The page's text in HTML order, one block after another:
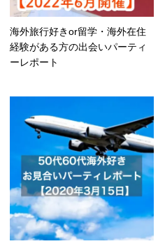
海外旅行好きor留学・海外在住
経験がある方の出会いパーティ
ーレポート